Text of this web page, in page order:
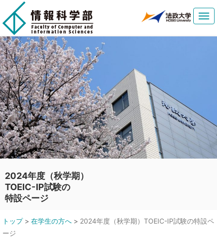
2024年度（秋学期）
TOEIC-IP試験の
特設ページ
トップ> 在学生の方へ > 2024年度（秋学期）TOEIC-IP試験の特設ペ
ージ